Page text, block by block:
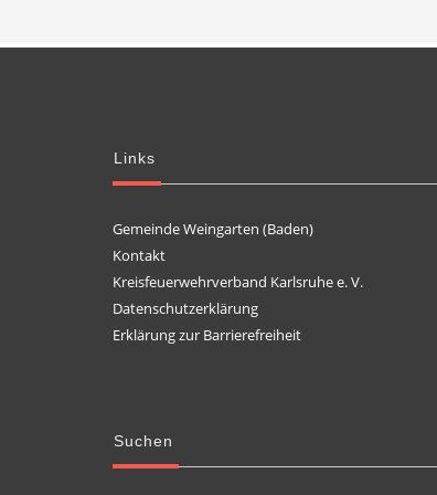
Links
Gemeinde Weingarten (Baden)
Kontakt
Kreisfeuerwehrverband Karlsruhe e. V.
Datenschutzerklärung
Erklärung zur Barrierefreiheit
Suchen